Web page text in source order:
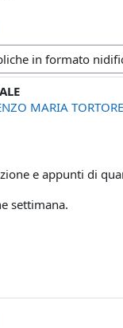
MARIA
risposte: 0
e appunti di
settimana.